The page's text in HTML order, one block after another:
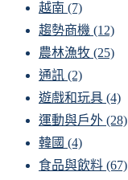
越南 (7)
趨勢商機 (12)
農林漁牧 (25)
通訊 (2)
遊戲和玩具 (4)
運動與戶外 (28)
韓國 (4)
食品與飲料 (67)